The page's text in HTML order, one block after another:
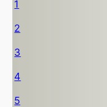
1
2
3
4
5